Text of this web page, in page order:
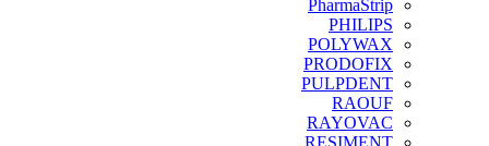
PharmaStrip
PHILIPS
POLYWAX
PRODOFIX
PULPDENT
RAOUF
RAYOVAC
RESIMENT